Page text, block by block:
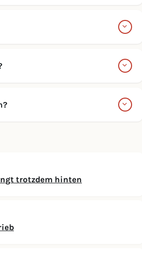
trotzdem hinten